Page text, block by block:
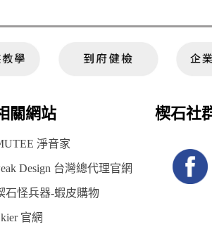
關網站 楔石社
淨音家
Design 台灣總代理官網
石怪兵器-蝦皮購物
官網